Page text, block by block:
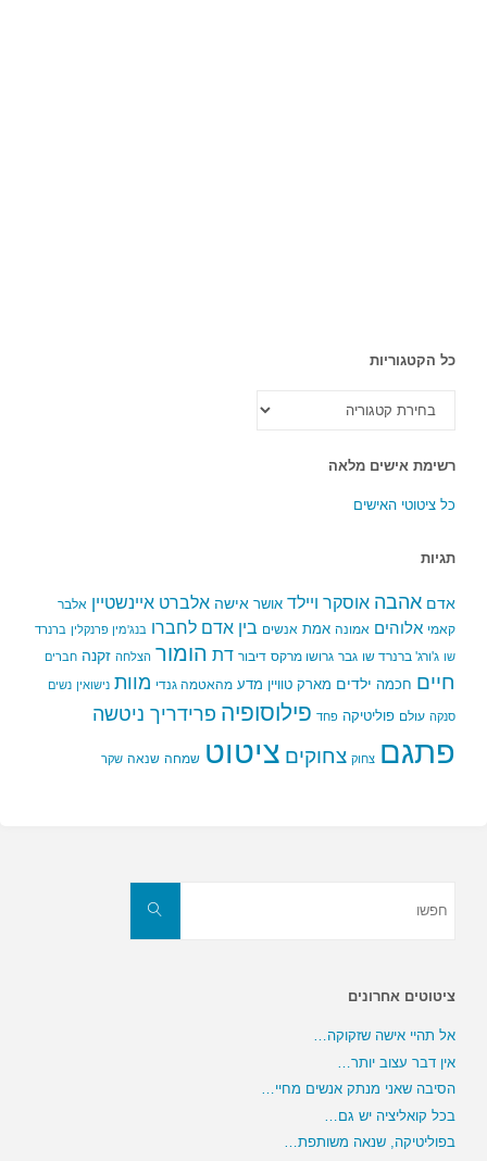
כל הקטגוריות
הקטגוריות
רשימת אישים מלאה
כל ציטוטי האישים
תגיות
אדם אהבה אוסקר ויילד אושר אישה אלברט איינשטיין אלבר
קאמי אלוהים אמונה אמת אנשים בין אדם לחברו בנג'מין פרנקלין ברנרד
שו ג'ורג' ברנרד שו גבר גרושו מרקס דיבור דת הומור הצלחה זקנה חברים
חיים חכמה ילדים מארק טוויין מדע מהאטמה גנדי מוות נישואין נשים
סנקה עולם פוליטיקה פחד פילוסופיה פרידריך ניטשה
פתגם צחוק צחוקים ציטוט שמחה שנאה שקר
חפשו
ציטוטים אחרונים
אל תהיי אישה שזקוקה…
אין דבר עצוב יותר…
הסיבה שאני מנתק אנשים מחיי…
בכל קואליציה יש גם…
בפוליטיקה, שנאה משותפת…